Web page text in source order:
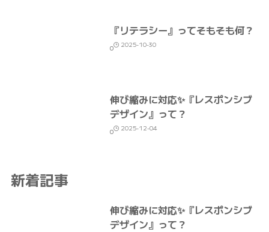
『リテラシー』ってそもそも何？
0 2025-10-30
伸び縮みに対応✨『レスポンシブ
デザイン』って？
0 2025-12-04
新着記事
伸び縮みに対応✨『レスポンシブ
デザイン』って？